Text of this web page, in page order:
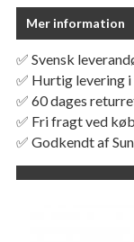
Mer information
✅ Svensk
✅ Hurtig levering
✅ 60 dages
✅ Fri fragt ved
✅ Godkendt af